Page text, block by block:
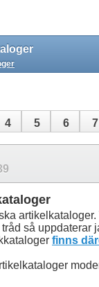
4 5 6 7
så uppdaterar
finns